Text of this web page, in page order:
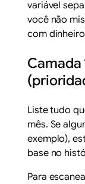
variável
você não
com
Camada
Liste tudo
mês. Se
exemplo),
base no
Para